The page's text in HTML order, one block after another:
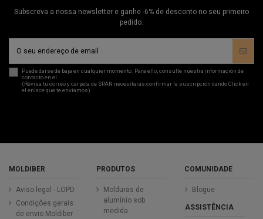
Subscreva a nossa newsletter e ganhe -6% de desconto no seu primeiro
pedido.
Puede darse de baja en cualquier momento. Para ello, consulte nuestra información de
contacto en el
(Revisa tu correo y carpeta de SPAN necesitaras confirmar la suscripción dando Click en
el enlace que te enviamos)
MOLDIBER
Aviso legal - LOPD
Condições gerais
de envio Moldiber
PRODUTOS
Molduras de
alumínio sob
medida
COMUNIDADE
Blogue
ASSISTÊNCIA